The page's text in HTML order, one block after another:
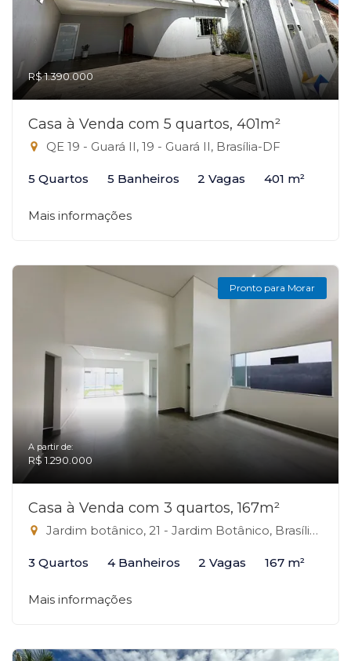
R$ 1.390.000
Casa à Venda com 5 quartos, 401m²
QE 19 - Guará II, 19 - Guará II, Brasília-DF
5 Quartos 5 Banheiros 2 Vagas 401 m²
Mais informações
Pronto para Morar
A partir de:
R$ 1.290.000
Casa à Venda com 3 quartos, 167m²
Jardim botânico, 21 - Jardim Botânico, Brasília-DF
3 Quartos 4 Banheiros 2 Vagas 167 m²
Mais informações